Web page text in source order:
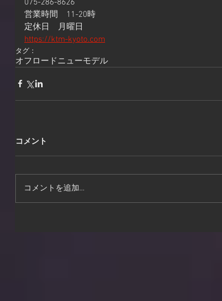
075-286-8626
営業時間　11-20時
定休日　月曜日
https://ktm-kyoto.com
タグ：
オフロードニューモデル
コメント
コメントを追加…